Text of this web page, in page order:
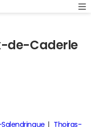
de-Caderle
Thoiras-